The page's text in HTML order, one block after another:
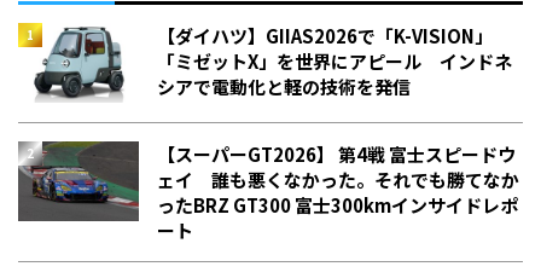
【ダイハツ】GIIAS2026で「K-VISION」
「ミゼットX」を世界にアピール インドネ
シアで電動化と軽の技術を発信
【スーパーGT2026】 第4戦 富士スピードウ
ェイ 誰も悪くなかった。それでも勝てなか
った――BRZ GT300 富士300kmインサイドレポ
ート